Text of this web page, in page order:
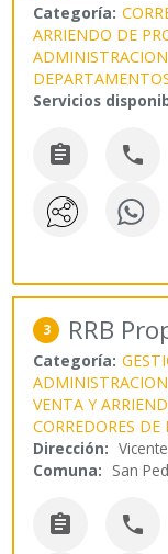
Categoría:
ARRIENDO DE
Servicios
 
3 RRB
Categoría:
VENTA Y
CORREDORES DE
Dirección:
Comuna: San
 